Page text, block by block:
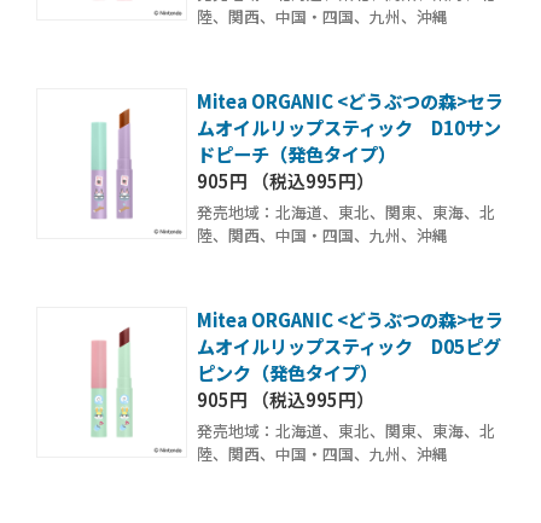
陸、関西、中国・四国、九州、沖縄
Mitea ORGANIC <どうぶつの森>セラ
ムオイルリップスティック D10サン
ドピーチ（発色タイプ）
905円 （税込995円）
発売地域：北海道、東北、関東、東海、北
陸、関西、中国・四国、九州、沖縄
Mitea ORGANIC <どうぶつの森>セラ
ムオイルリップスティック D05ピグ
ピンク（発色タイプ）
905円 （税込995円）
発売地域：北海道、東北、関東、東海、北
陸、関西、中国・四国、九州、沖縄